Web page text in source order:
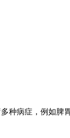
种病症，例如脾